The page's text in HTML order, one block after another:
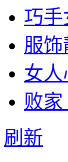
巧手
服
女
败
刷新